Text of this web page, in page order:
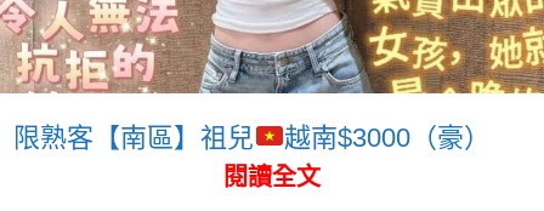
限熟客【南區】祖兒 越南$3000（豪）
閱讀全文